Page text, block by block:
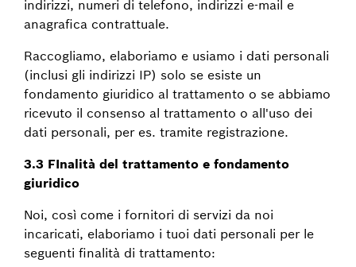
indirizzi, numeri di telefono, indirizzi e-mail e
anagrafica contrattuale.
Raccogliamo, elaboriamo e usiamo i dati personali
(inclusi gli indirizzi IP) solo se esiste un
fondamento giuridico al trattamento o se abbiamo
ricevuto il consenso al trattamento o all'uso dei
dati personali, per es. tramite registrazione.
3.3 FInalità del trattamento e fondamento
giuridico
Noi, così come i fornitori di servizi da noi
incaricati, elaboriamo i tuoi dati personali per le
seguenti finalità di trattamento: